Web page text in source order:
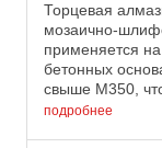
Торцевая
мозаично-
применяется
бетонных
свыше М350,
снимать
подробнее